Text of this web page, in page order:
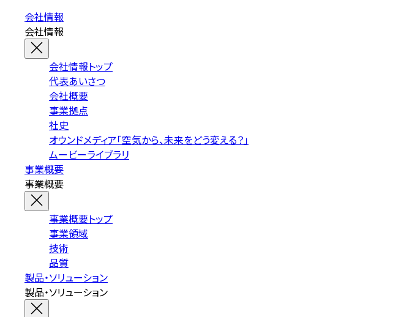
会社情報
会社情報
会社情報トップ
代表あいさつ
会社概要
事業拠点
社史
オウンドメディア「空気から、未来をどう変える？」
ムービーライブラリ
事業概要
事業概要
事業概要トップ
事業領域
技術
品質
製品・ソリューション
製品・ソリューション